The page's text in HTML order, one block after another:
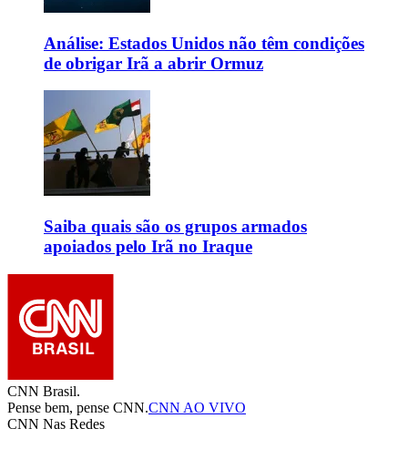
Análise: Estados Unidos não têm condições
de obrigar Irã a abrir Ormuz
Saiba quais são os grupos armados
apoiados pelo Irã no Iraque
CNN Brasil.
Pense bem, pense CNN.CNN AO VIVO
CNN Nas Redes